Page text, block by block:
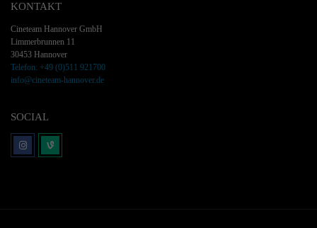
KONTAKT
Cineteam Hannover GmbH
Limmerbrunnen 11
30453 Hannover
Telefon: +49 (0)511 921700
info@cineteam-hannover.de
SOCIAL